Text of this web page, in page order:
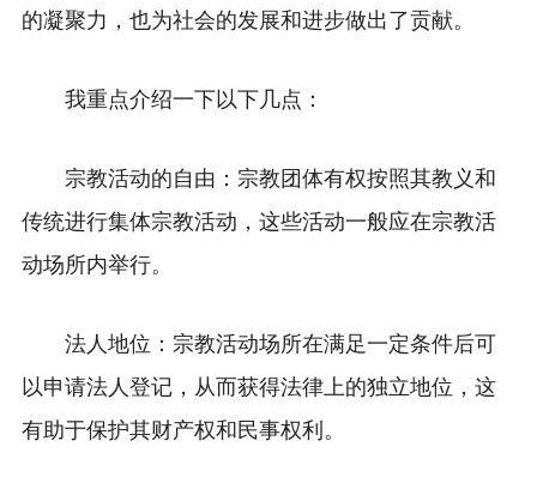
的凝聚力，也为社会的发展和进步做出了贡献。
我重点介绍一下以下几点：
宗教活动的自由：宗教团体有权按照其教义和
传统进行集体宗教活动，这些活动一般应在宗教活
动场所内举行。
法人地位：宗教活动场所在满足一定条件后可
以申请法人登记，从而获得法律上的独立地位，这
有助于保护其财产权和民事权利。